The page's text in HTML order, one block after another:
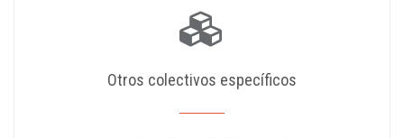
Otros colectivos específicos